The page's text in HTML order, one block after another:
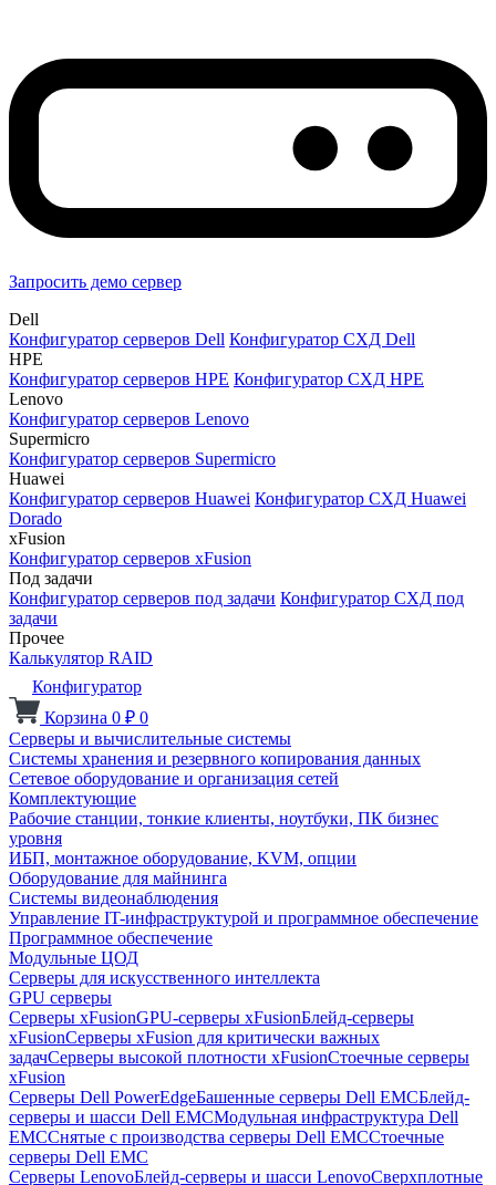
Запросить демо сервер
Dell
Конфигуратор серверов Dell Конфигуратор СХД Dell
HPE
Конфигуратор серверов HPE Конфигуратор СХД HPE
Lenovo
Конфигуратор серверов Lenovo
Supermicro
Конфигуратор серверов Supermicro
Huawei
Конфигуратор серверов Huawei Конфигуратор СХД Huawei
Dorado
xFusion
Конфигуратор серверов xFusion
Под задачи
Конфигуратор серверов под задачи Конфигуратор СХД под
задачи
Прочее
Калькулятор RAID
Конфигуратор
Корзина 0 ₽ 0
Серверы и вычислительные системы
Системы хранения и резервного копирования данных
Сетевое оборудование и организация сетей
Комплектующие
Рабочие станции, тонкие клиенты, ноутбуки, ПК бизнес
уровня
ИБП, монтажное оборудование, KVM, опции
Оборудование для майнинга
Системы видеонаблюдения
Управление IT-инфраструктурой и программное обеспечение
Программное обеспечение
Модульные ЦОД
Серверы для искусственного интеллекта
GPU серверы
Серверы xFusionGPU-серверы xFusionБлейд-серверы
xFusionСерверы xFusion для критически важных
задачСерверы высокой плотности xFusionСтоечные серверы
xFusion
Серверы Dell PowerEdgeБашенные серверы Dell EMCБлейд-
серверы и шасси Dell EMCМодульная инфраструктура Dell
EMCСнятые с производства серверы Dell EMCСтоечные
серверы Dell EMC
Серверы LenovoБлейд-серверы и шасси LenovoСверхплотные